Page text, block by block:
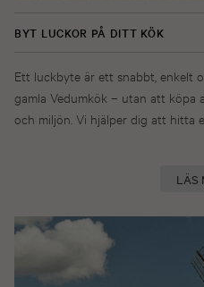
BYT LUCKOR PÅ DITT KÖK
Ett luckbyte är ett snabbt, enkelt
gamla Vedumkök – utan att köpa
och miljön. Vi hjälper dig att hitta
LÄS